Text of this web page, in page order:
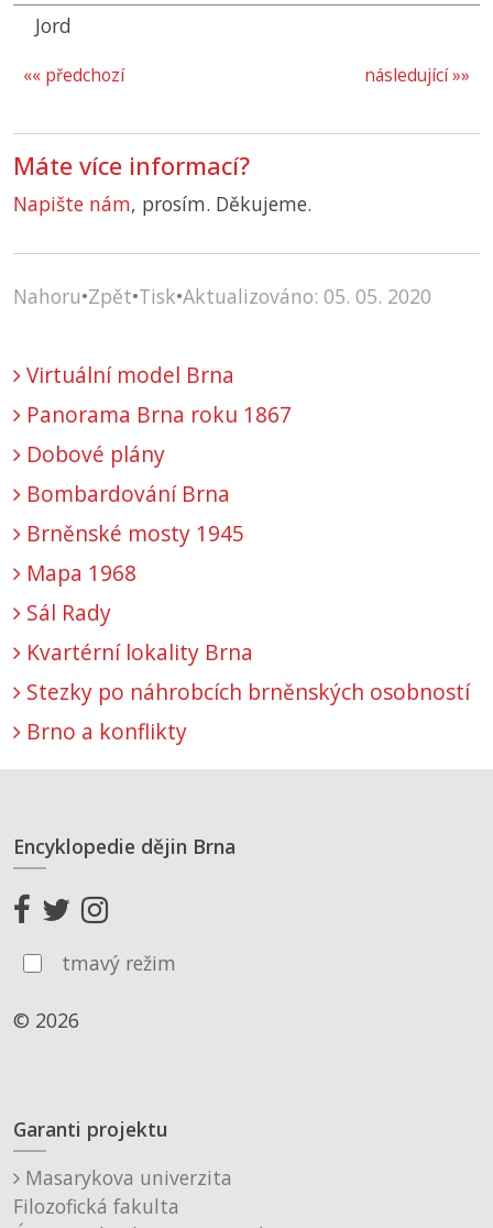
Jord
následující »»
«« předchozí
Máte více informací?
Napište nám, prosím. Děkujeme.
Nahoru•Zpět•Tisk•Aktualizováno: 05. 05. 2020
Virtuální model Brna
Panorama Brna roku 1867
Dobové plány
Bombardování Brna
Brněnské mosty 1945
Mapa 1968
Sál Rady
Kvartérní lokality Brna
Stezky po náhrobcích brněnských osobností
Brno a konflikty
Encyklopedie dějin Brna
tmavý režim
© 2026
Garanti projektu
Masarykova univerzita
Filozofická fakulta